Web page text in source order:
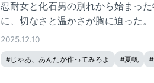
忍耐女と化石男の別れから始まっ
に、切なさと温かさが胸に迫った。
2025.12.10
#じゃあ、あんたが作ってみろよ #夏帆 #